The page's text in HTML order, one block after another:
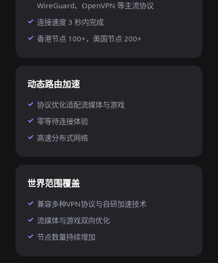
WireGuard、OpenVPN 等主流协议
连接速度 3 秒内完成
香港节点 100+，美国节点 200+
动态路由加速
协议优化适配流媒体与游戏
零等待连接体验
高速分布式网络
世界范围覆盖
兼容多种VPN协议与自研加速技术
流媒体与游戏双向优化
节点数量持续增加